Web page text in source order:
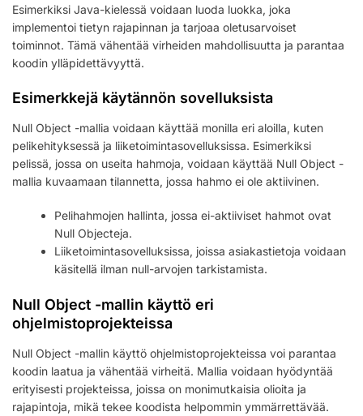
Esimerkiksi Java-kielessä voidaan luoda luokka, joka
implementoi tietyn rajapinnan ja tarjoaa oletusarvoiset
toiminnot. Tämä vähentää virheiden mahdollisuutta ja parantaa
koodin ylläpidettävyyttä.
Esimerkkejä käytännön sovelluksista
Null Object -mallia voidaan käyttää monilla eri aloilla, kuten
pelikehityksessä ja liiketoimintasovelluksissa. Esimerkiksi
pelissä, jossa on useita hahmoja, voidaan käyttää Null Object -
mallia kuvaamaan tilannetta, jossa hahmo ei ole aktiivinen.
Pelihahmojen hallinta, jossa ei-aktiiviset hahmot ovat
Null Objecteja.
Liiketoimintasovelluksissa, joissa asiakastietoja voidaan
käsitellä ilman null-arvojen tarkistamista.
Null Object -mallin käyttö eri
ohjelmistoprojekteissa
Null Object -mallin käyttö ohjelmistoprojekteissa voi parantaa
koodin laatua ja vähentää virheitä. Mallia voidaan hyödyntää
erityisesti projekteissa, joissa on monimutkaisia olioita ja
rajapintoja, mikä tekee koodista helpommin ymmärrettävää.